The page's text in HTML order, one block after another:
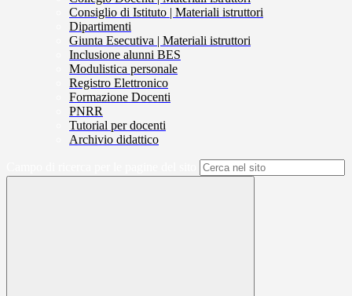
Consiglio di Istituto | Materiali istruttori
Dipartimenti
Giunta Esecutiva | Materiali istruttori
Inclusione alunni BES
Modulistica personale
Registro Elettronico
Formazione Docenti
PNRR
Tutorial per docenti
Archivio didattico